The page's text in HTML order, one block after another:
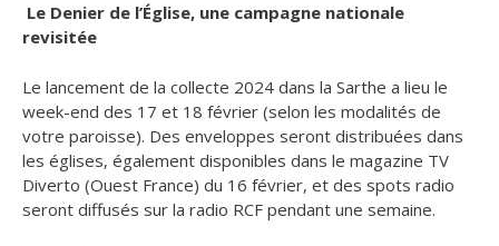
Le Denier de l’Église, une campagne nationale
revisitée
Le lancement de la collecte 2024 dans la Sarthe a lieu le
week-end des 17 et 18 février (selon les modalités de
votre paroisse). Des enveloppes seront distribuées dans
les églises, également disponibles dans le magazine TV
Diverto (Ouest France) du 16 février, et des spots radio
seront diffusés sur la radio RCF pendant une semaine.